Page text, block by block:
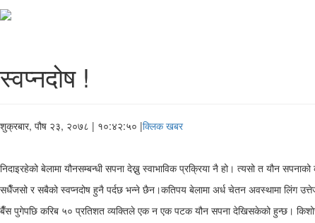
स्वप्नदोष !
शुक्रबार, पौष २३, २०७८ | १०:४२:५० |क्लिक खबर
निदाइरहेको बेलामा यौनसम्बन्धी सपना देख्नु स्वाभाविक प्रक्रिया नै हो। त्यसो त यौन
सधैँजसो र सबैको स्वप्नदोष हुनै पर्दछ भन्ने छैन।कतिपय बेलामा अर्ध चेतन अवस्थामा लिंग
बैँस पुगेपछि करिब ५० प्रतिशत व्यक्तिले एक न एक पटक यौन सपना देखिसकेको हुन्छ।